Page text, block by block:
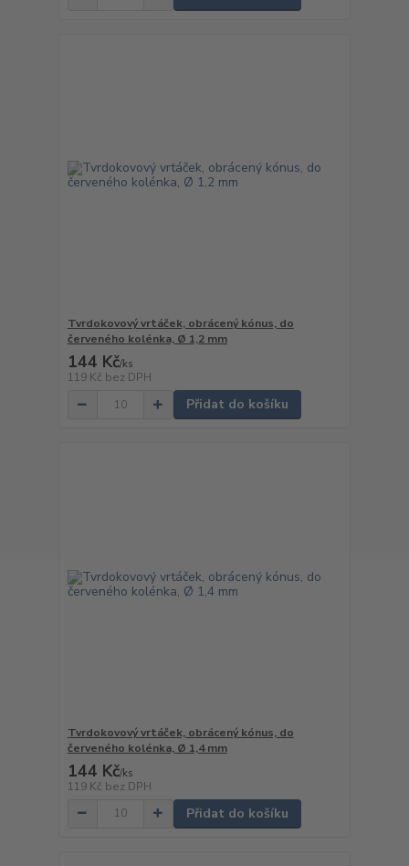
Tvrdokovový vrtáček, obrácený kónus, do
červeného kolénka, Ø 1,2 mm
144 Kč/ks
119 Kč bez DPH
Přidat do košíku
Tvrdokovový vrtáček, obrácený kónus, do
červeného kolénka, Ø 1,4 mm
144 Kč/ks
119 Kč bez DPH
Přidat do košíku